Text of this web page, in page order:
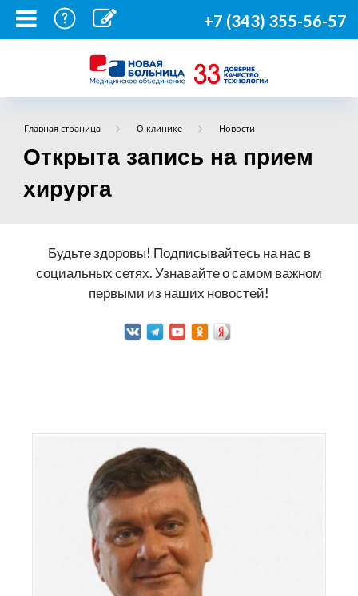
+7 (343) 355-56-57
Главная страница О клинике Новости
Открыта запись на прием
хирурга
Будьте здоровы! Подписывайтесь на нас в
социальных сетях. Узнавайте о самом важном
первыми из наших новостей!